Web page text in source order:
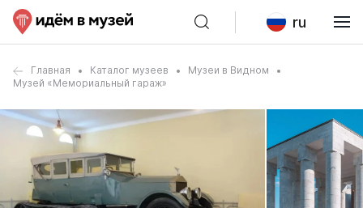
ru
Главная Каталог музеев
Музеи в Видном
Музей «Мемориальный гараж»